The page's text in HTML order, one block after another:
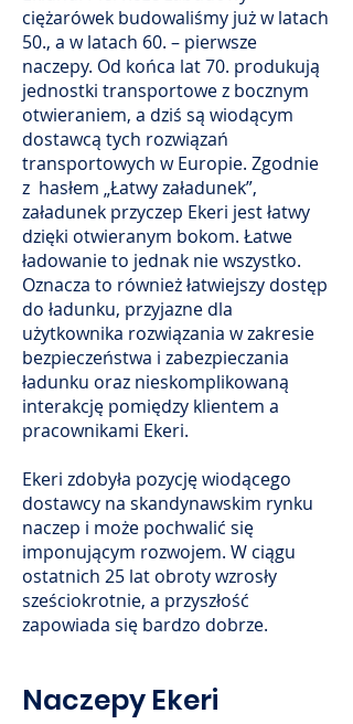
ciężarówek budowaliśmy już w latach
50., a w latach 60. – pierwsze
naczepy. Od końca lat 70. produkują
jednostki transportowe z bocznym
otwieraniem, a dziś są wiodącym
dostawcą tych rozwiązań
transportowych w Europie. Zgodnie
z hasłem „Łatwy załadunek”,
załadunek przyczep Ekeri jest łatwy
dzięki otwieranym bokom. Łatwe
ładowanie to jednak nie wszystko.
Oznacza to również łatwiejszy dostęp
do ładunku, przyjazne dla
użytkownika rozwiązania w zakresie
bezpieczeństwa i zabezpieczania
ładunku oraz nieskomplikowaną
interakcję pomiędzy klientem a
pracownikami Ekeri.
Ekeri zdobyła pozycję wiodącego
dostawcy na skandynawskim rynku
naczep i może pochwalić się
imponującym rozwojem. W ciągu
ostatnich 25 lat obroty wzrosły
sześciokrotnie, a przyszłość
zapowiada się bardzo dobrze.
Naczepy Ekeri